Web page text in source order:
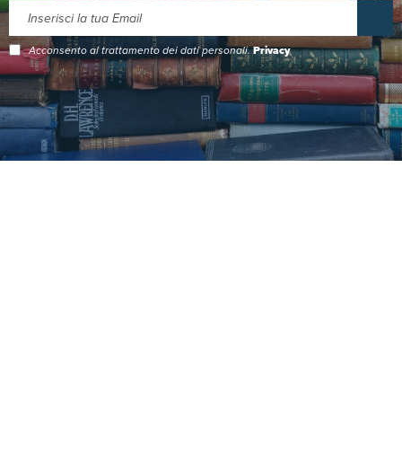
Acconsento al trattamento dei dati personali.Privacy